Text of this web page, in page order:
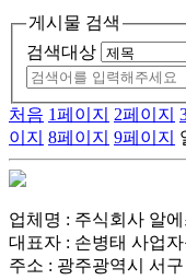
게시물 검색
검색대상
처음 1페이지 2페이지
이지 8페이지 9페이지
업체명 : 주식회사 알
대표자 : 손병태 사업자
주소 : 광주광역시 서